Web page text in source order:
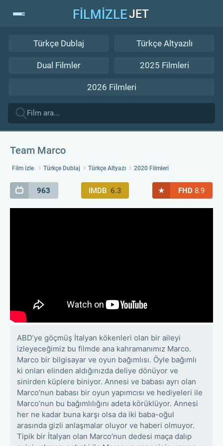
FİLMİZLEJET
Türkçe Dublaj Türkçe Altyazılı
Dual Filmler 2025 Filmleri
2026 Filmleri
Team Marco
Film izle Türkçe Dublaj Türkçe Altyazı 2020 Filmleri
963 IMDB 6.3 ★ FHD 8.9
ABD’ye göçmüş İtalyan kökenleri olan bir aileyi
izleyeceğimiz bu filmde ana kahramanımız Marco.
Marco bir bilgisayar ve oyun bağımlısı. Öyle bağımlı
ki onları elinden aldığınızda deliye dönüyor ve
sinirden küplere biniyor. Annesi ve babası ayrı olan
Marco’nun babası bir oyun yapımcısı ve hediyeleri ile
Marco’nun bu bağımlılığını adeta körüklüyor. Annesi
her ne kadar buna karşı olsa da iki baba-oğul
arasında gizli anlaşmalar oluyor ve haberi olmuyor.
Tipik bir İtalyan olan Marco’nun dedesi maça dalıp